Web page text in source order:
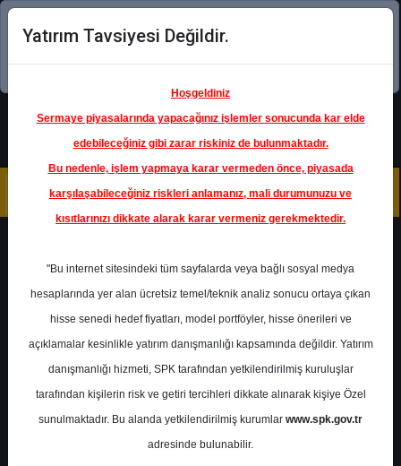
Şimdi uygulamayı indirin!
GARAN - TÜRKİYE GARANTİ
BANKASI A.Ş.
Hedef Fiyat 91.00 ₺
Getiri
%0.00
Yatırım Tavsiyesi Değildir.
Hoşgeldiniz
Sermaye piyasalarında yapacağınız işlemler sonucunda kar elde
edebileceğiniz gibi zarar riskiniz de bulunmaktadır.
Bu nedenle, işlem yapmaya karar vermeden önce, piyasada
karşılaşabileceğiniz riskleri anlamanız, mali durumunuzu ve
kısıtlarınızı dikkate alarak karar vermeniz gerekmektedir.
"Bu internet sitesindeki tüm sayfalarda veya bağlı sosyal medya
hesaplarında yer alan ücretsiz temel/teknik analiz sonucu ortaya çıkan
hisse senedi hedef fiyatları, model portföyler, hisse önerileri ve
açıklamalar kesinlikle yatırım danışmanlığı kapsamında değildir. Yatırım
danışmanlığı hizmeti, SPK tarafından yetkilendirilmiş kuruluşlar
tarafından kişilerin risk ve getiri tercihleri dikkate alınarak kişiye Özel
sunulmaktadır. Bu alanda yetkilendirilmiş kurumlar www.spk.gov.tr
adresinde bulunabilir.